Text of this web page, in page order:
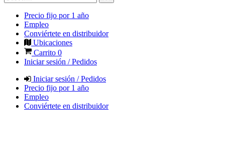
Precio fijo por 1 año
Empleo
Conviértete en distribuidor
Ubicaciones
Carrito 0
Iniciar sesión / Pedidos
Iniciar sesión / Pedidos
Precio fijo por 1 año
Empleo
Conviértete en distribuidor